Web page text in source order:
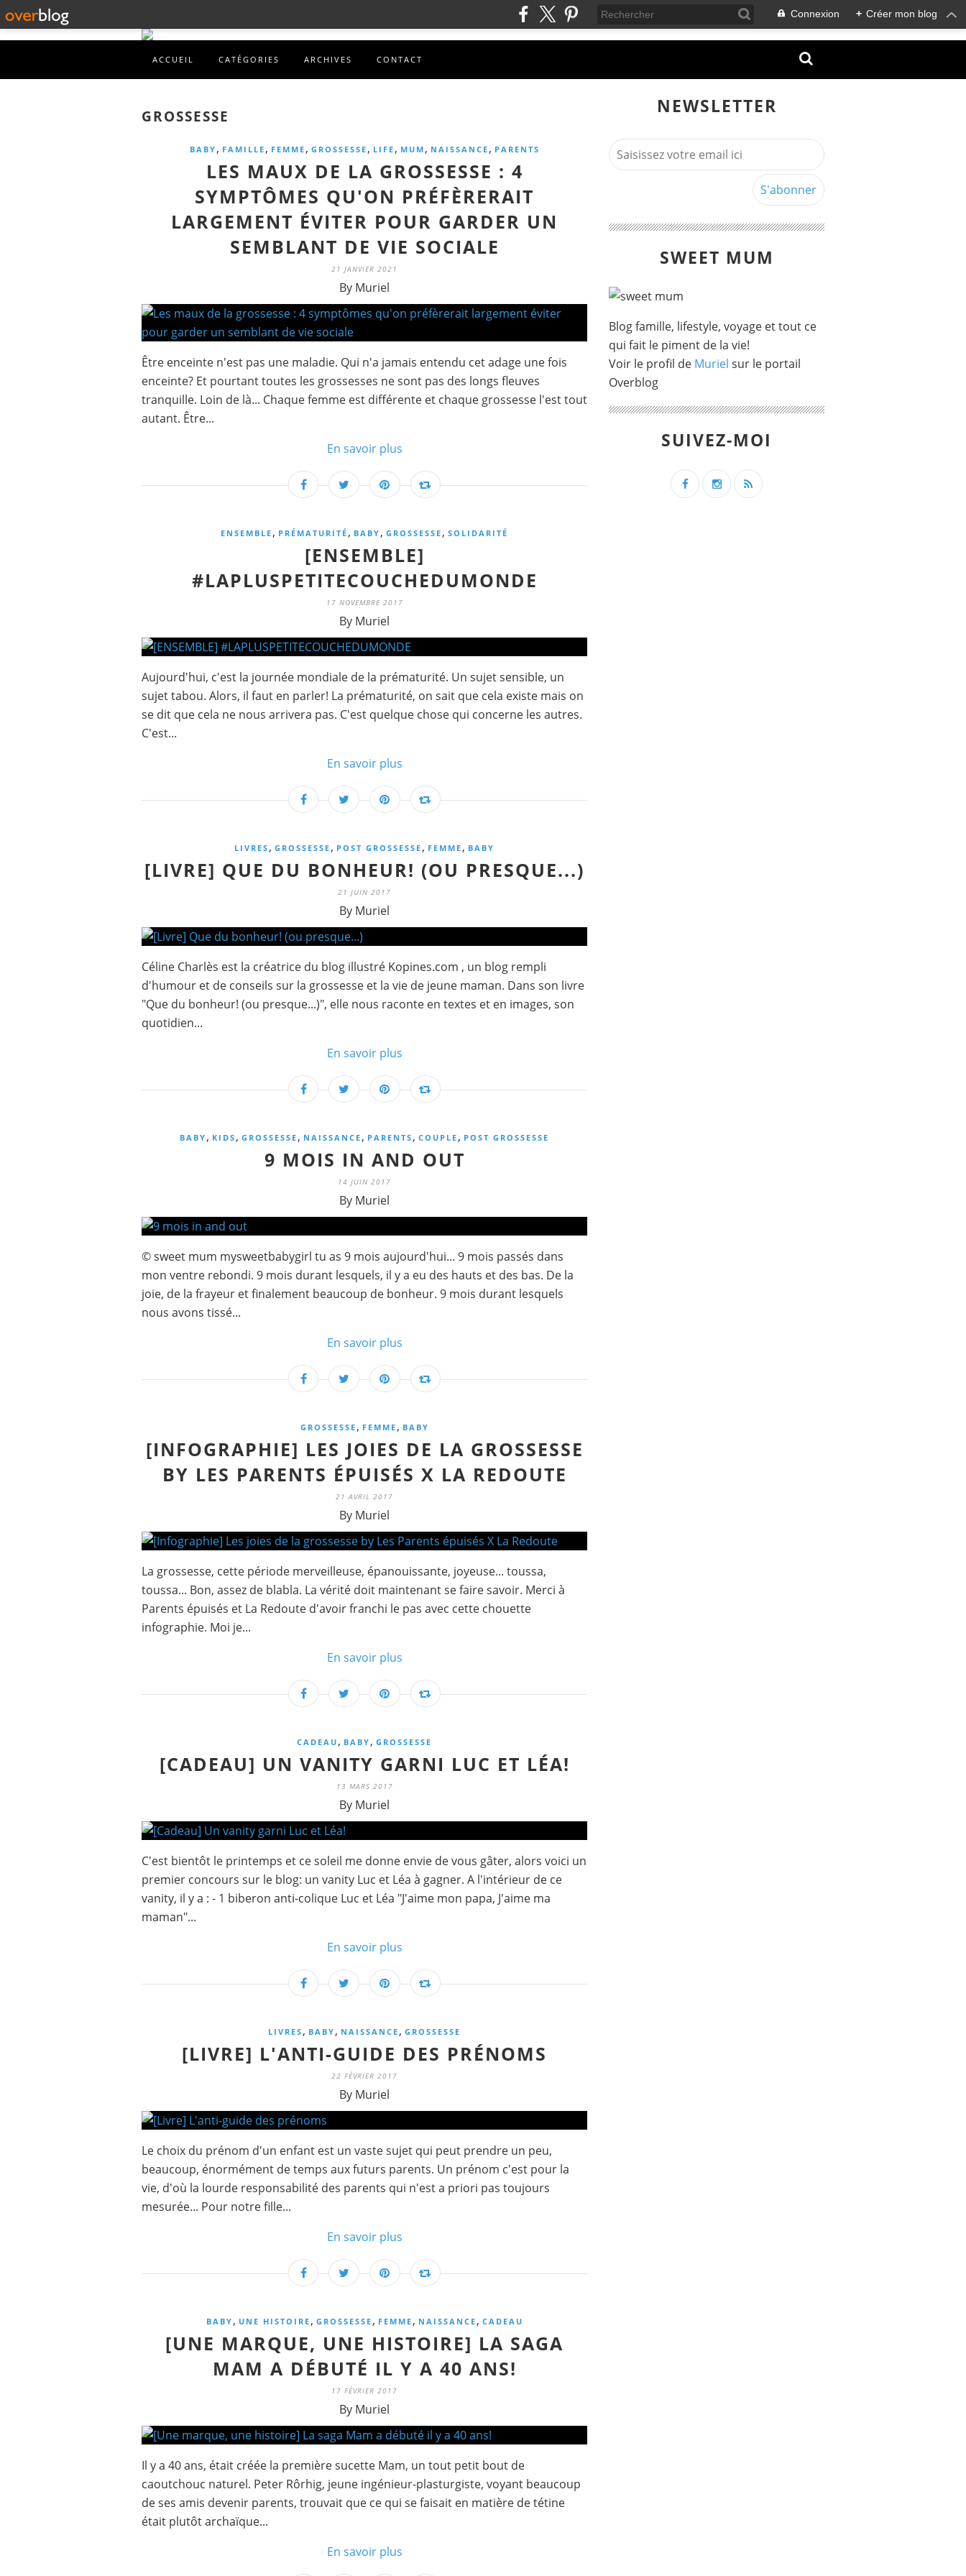
Connexion + Créer mon blog
ACCUEIL CATÉGORIES ARCHIVES CONTACT
GROSSESSE
BABY, FAMILLE, FEMME, GROSSESSE, LIFE, MUM, NAISSANCE, PARENTS
LES MAUX DE LA GROSSESSE : 4
SYMPTÔMES QU'ON PRÉFÈRERAIT
LARGEMENT ÉVITER POUR GARDER UN
SEMBLANT DE VIE SOCIALE
21 JANVIER 2021
By Muriel
Être enceinte n'est pas une maladie. Qui n'a jamais entendu cet adage une fois
enceinte? Et pourtant toutes les grossesses ne sont pas des longs fleuves
tranquille. Loin de là... Chaque femme est différente et chaque grossesse l'est tout
autant. Être...
En savoir plus
ENSEMBLE, PRÉMATURITÉ, BABY, GROSSESSE, SOLIDARITÉ
[ENSEMBLE]
#LAPLUSPETITECOUCHEDUMONDE
17 NOVEMBRE 2017
By Muriel
Aujourd'hui, c'est la journée mondiale de la prématurité. Un sujet sensible, un
sujet tabou. Alors, il faut en parler! La prématurité, on sait que cela existe mais on
se dit que cela ne nous arrivera pas. C'est quelque chose qui concerne les autres.
C'est...
En savoir plus
LIVRES, GROSSESSE, POST GROSSESSE, FEMME, BABY
[LIVRE] QUE DU BONHEUR! (OU PRESQUE...)
21 JUIN 2017
By Muriel
Céline Charlès est la créatrice du blog illustré Kopines.com , un blog rempli
d'humour et de conseils sur la grossesse et la vie de jeune maman. Dans son livre
"Que du bonheur! (ou presque...)", elle nous raconte en textes et en images, son
quotidien...
En savoir plus
BABY, KIDS, GROSSESSE, NAISSANCE, PARENTS, COUPLE, POST GROSSESSE
9 MOIS IN AND OUT
14 JUIN 2017
By Muriel
© sweet mum mysweetbabygirl tu as 9 mois aujourd'hui... 9 mois passés dans
mon ventre rebondi. 9 mois durant lesquels, il y a eu des hauts et des bas. De la
joie, de la frayeur et finalement beaucoup de bonheur. 9 mois durant lesquels
nous avons tissé...
En savoir plus
GROSSESSE, FEMME, BABY
[INFOGRAPHIE] LES JOIES DE LA GROSSESSE
BY LES PARENTS ÉPUISÉS X LA REDOUTE
21 AVRIL 2017
By Muriel
La grossesse, cette période merveilleuse, épanouissante, joyeuse... toussa,
toussa... Bon, assez de blabla. La vérité doit maintenant se faire savoir. Merci à
Parents épuisés et La Redoute d'avoir franchi le pas avec cette chouette
infographie. Moi je...
En savoir plus
CADEAU, BABY, GROSSESSE
[CADEAU] UN VANITY GARNI LUC ET LÉA!
13 MARS 2017
By Muriel
C'est bientôt le printemps et ce soleil me donne envie de vous gâter, alors voici un
premier concours sur le blog: un vanity Luc et Léa à gagner. A l'intérieur de ce
vanity, il y a : - 1 biberon anti-colique Luc et Léa "J'aime mon papa, J'aime ma
maman"...
En savoir plus
LIVRES, BABY, NAISSANCE, GROSSESSE
[LIVRE] L'ANTI-GUIDE DES PRÉNOMS
22 FÉVRIER 2017
By Muriel
Le choix du prénom d'un enfant est un vaste sujet qui peut prendre un peu,
beaucoup, énormément de temps aux futurs parents. Un prénom c'est pour la
vie, d'où la lourde responsabilité des parents qui n'est a priori pas toujours
mesurée... Pour notre fille...
En savoir plus
BABY, UNE HISTOIRE, GROSSESSE, FEMME, NAISSANCE, CADEAU
[UNE MARQUE, UNE HISTOIRE] LA SAGA
MAM A DÉBUTÉ IL Y A 40 ANS!
17 FÉVRIER 2017
By Muriel
Il y a 40 ans, était créée la première sucette Mam, un tout petit bout de
caoutchouc naturel. Peter Rôrhig, jeune ingénieur-plasturgiste, voyant beaucoup
de ses amis devenir parents, trouvait que ce qui se faisait en matière de tétine
était plutôt archaïque...
En savoir plus
NEWSLETTER
SWEET MUM
Blog famille, lifestyle, voyage et tout ce
qui fait le piment de la vie!
Voir le profil de Muriel sur le portail
Overblog
SUIVEZ-MOI